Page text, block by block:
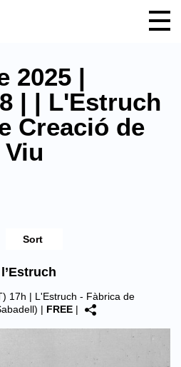
2025 |
| | L'Estruch
Creació de
17h | L'Estruch - Fàbrica de
| FREE |